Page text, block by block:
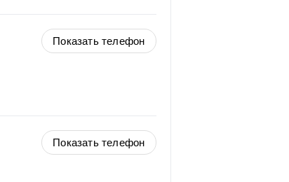
Показать телефон
Показать телефон